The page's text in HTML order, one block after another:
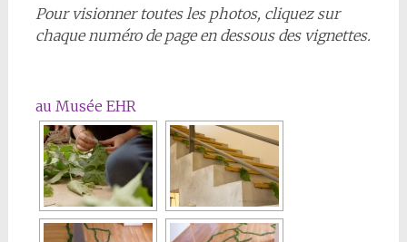
Pour visionner toutes les photos, cliquez sur
chaque numéro de page en dessous des vignettes.
au Musée EHR